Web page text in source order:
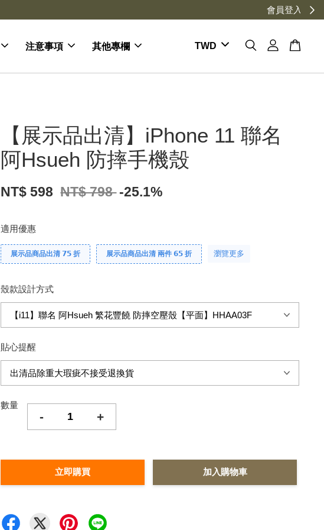
注意事項 其他專欄
【展示品出清】iPhone 11 聯名
阿Hsueh 防摔手機殼
NT$ 598 NT$ 798 -25.1%
適用優惠
展示品商品出清 𝟳𝟱 折 展示品商品出清 兩件 𝟲𝟱 折 瀏覽更多
殼款設計方式
貼心提醒
數量
- +
立即購買 加入購物車